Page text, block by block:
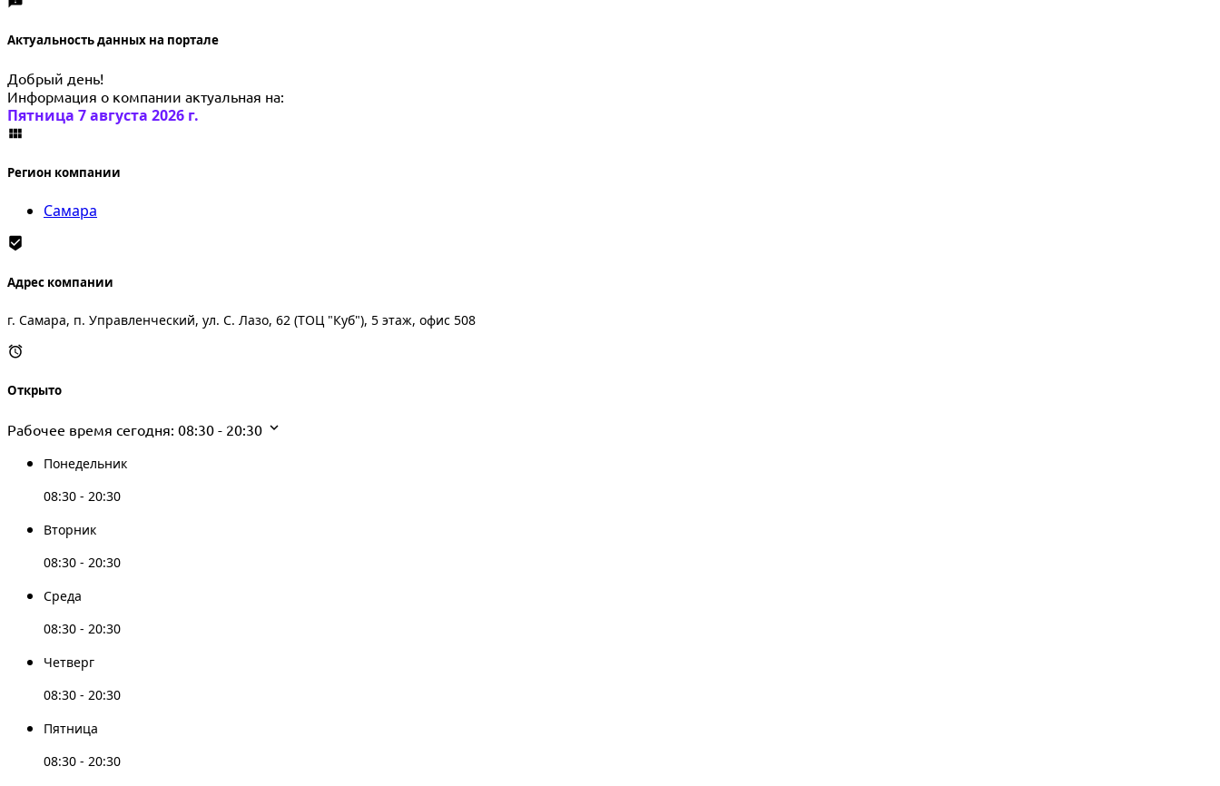
Актуальность данных на портале
Добрый день!
Информация о компании актуальная на:
Пятница 7 августа 2026 г.
Регион компании
Самара
Адрес компании
г. Самара, п. Управленческий, ул. С. Лазо, 62 (ТОЦ "Куб"), 5 этаж, офис 508
Открыто
Рабочее время сегодня: 08:30 - 20:30
Понедельник
08:30 - 20:30
Вторник
08:30 - 20:30
Среда
08:30 - 20:30
Четверг
08:30 - 20:30
Пятница
08:30 - 20:30